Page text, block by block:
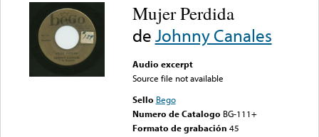
Mujer Perdida
deJohnny Canales
Audio excerpt
Source file not available
Sello Bego
Numero de Catalogo BG-111+
Formato de grabación 45